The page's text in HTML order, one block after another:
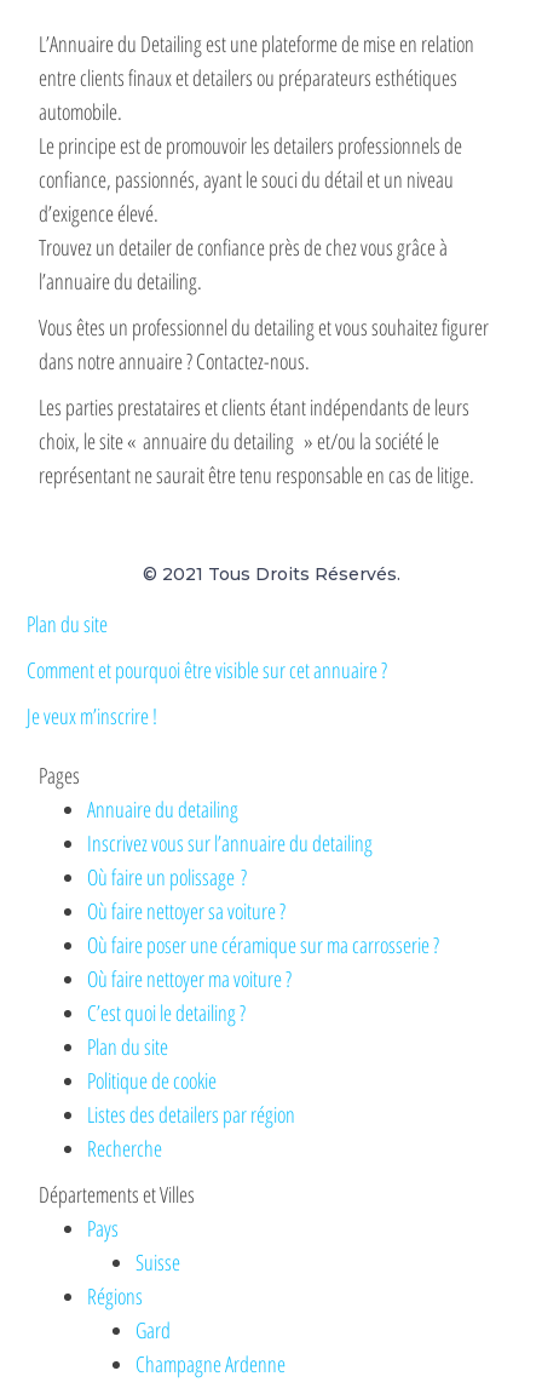
L’Annuaire du Detailing est une plateforme de mise en relation
entre clients finaux et detailers ou préparateurs esthétiques
automobile.
Le principe est de promouvoir les detailers professionnels de
confiance, passionnés, ayant le souci du détail et un niveau
d’exigence élevé.
Trouvez un detailer de confiance près de chez vous grâce à
l’annuaire du detailing.
Vous êtes un professionnel du detailing et vous souhaitez figurer
dans notre annuaire ? Contactez-nous.
Les parties prestataires et clients étant indépendants de leurs
choix, le site « annuaire du detailing » et/ou la société le
représentant ne saurait être tenu responsable en cas de litige.
© 2021 Tous Droits Réservés.
Plan du site
Comment et pourquoi être visible sur cet annuaire ?
Je veux m’inscrire !
Pages
Annuaire du detailing
Inscrivez vous sur l’annuaire du detailing
Où faire un polissage ?
Où faire nettoyer sa voiture ?
Où faire poser une céramique sur ma carrosserie ?
Où faire nettoyer ma voiture ?
C’est quoi le detailing ?
Plan du site
Politique de cookie
Listes des detailers par région
Recherche
Départements et Villes
Pays
Suisse
Régions
Gard
Champagne Ardenne